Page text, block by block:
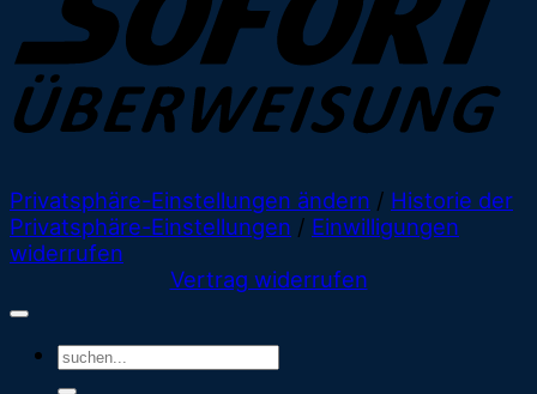
Privatsphäre-Einstellungen ändern / Historie der
Privatsphäre-Einstellungen / Einwilligungen
widerrufen
Vertrag widerrufen
Suchen
nach: